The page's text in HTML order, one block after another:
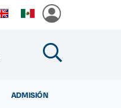
ADMISIÓN